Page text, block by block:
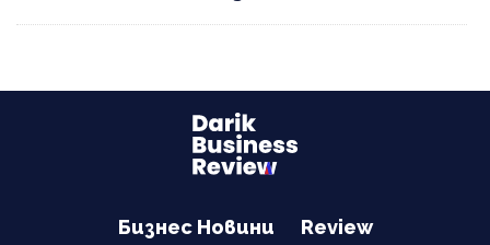
Бизнес Новини
Review